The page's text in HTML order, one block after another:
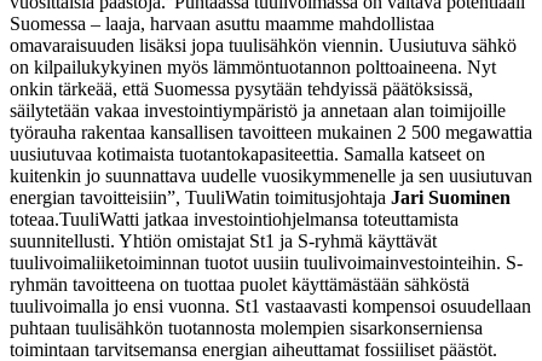
Suomessa – laaja, harvaan asuttu maamme mahdollistaa
omavaraisuuden lisäksi jopa tuulisähkön viennin. Uusiutuva sähkö
on kilpailukykyinen myös lämmöntuotannon polttoaineena. Nyt
onkin tärkeää, että Suomessa pysytään tehdyissä päätöksissä,
säilytetään vakaa investointiympäristö ja annetaan alan toimijoille
työrauha rakentaa kansallisen tavoitteen mukainen 2 500 megawattia
uusiutuvaa kotimaista tuotantokapasiteettia. Samalla katseet on
kuitenkin jo suunnattava uudelle vuosikymmenelle ja sen uusiutuvan
energian tavoitteisiin”, TuuliWatin toimitusjohtaja Jari Suominen
toteaa.TuuliWatti jatkaa investointiohjelmansa toteuttamista
suunnitellusti. Yhtiön omistajat St1 ja S-ryhmä käyttävät
tuulivoimaliiketoiminnan tuotot uusiin tuulivoimainvestointeihin. S-
ryhmän tavoitteena on tuottaa puolet käyttämästään sähköstä
tuulivoimalla jo ensi vuonna. St1 vastaavasti kompensoi osuudellaan
puhtaan tuulisähkön tuotannosta molempien sisarkonserniensa
toimintaan tarvitsemansa energian aiheuttamat fossiiliset päästöt.